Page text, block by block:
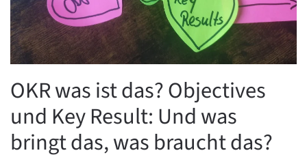
OKR was ist das? Objectives
und Key Result: Und was
bringt das, was braucht das?